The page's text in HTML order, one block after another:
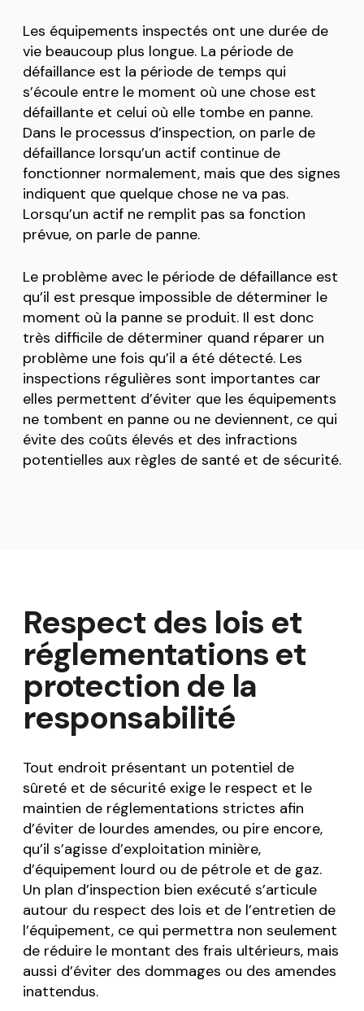
Les équipements inspectés ont une durée de
vie beaucoup plus longue. La période de
défaillance est la période de temps qui
s’écoule entre le moment où une chose est
défaillante et celui où elle tombe en panne.
Dans le processus d’inspection, on parle de
défaillance lorsqu’un actif continue de
fonctionner normalement, mais que des signes
indiquent que quelque chose ne va pas.
Lorsqu’un actif ne remplit pas sa fonction
prévue, on parle de panne.
Le problème avec le période de défaillance est
qu’il est presque impossible de déterminer le
moment où la panne se produit. Il est donc
très difficile de déterminer quand réparer un
problème une fois qu’il a été détecté. Les
inspections régulières sont importantes car
elles permettent d’éviter que les équipements
ne tombent en panne ou ne deviennent, ce qui
évite des coûts élevés et des infractions
potentielles aux règles de santé et de sécurité.
Respect des lois et
réglementations et
protection de la
responsabilité
Tout endroit présentant un potentiel de
sûreté et de sécurité exige le respect et le
maintien de réglementations strictes afin
d’éviter de lourdes amendes, ou pire encore,
qu’il s’agisse d’exploitation minière,
d’équipement lourd ou de pétrole et de gaz.
Un plan d’inspection bien exécuté s’articule
autour du respect des lois et de l’entretien de
l’équipement, ce qui permettra non seulement
de réduire le montant des frais ultérieurs, mais
aussi d’éviter des dommages ou des amendes
inattendus.